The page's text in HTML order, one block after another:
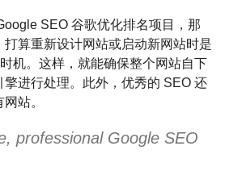
SEO 谷歌优化排名项目，那
打算重新设计网站或启动新网站时是
机。这样，就能确保整个网站自下
擎进行处理。此外，优秀的 SEO 还
站。
professional Google SEO